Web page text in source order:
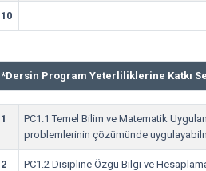
10
*Dersin Program Yeterliliklerine Katkı
1
PC1.1 Temel Bilim ve Matematik
problemlerinin çözümünde
2
PC1.2 Disipline Özgü Bilgi ve